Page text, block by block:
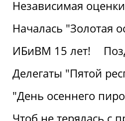
Независимая
Началась "Золотая
ИБиВМ 15 лет!
Делегаты "Пятой
"День осеннего
Чтоб не терялась с